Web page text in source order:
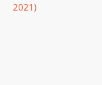
2021)